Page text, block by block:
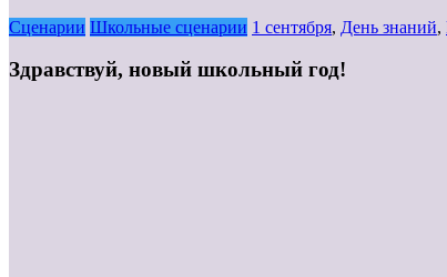
Сценарии Школьные сценарии 1 сентября, День знаний,
Здравствуй, новый школьный год!